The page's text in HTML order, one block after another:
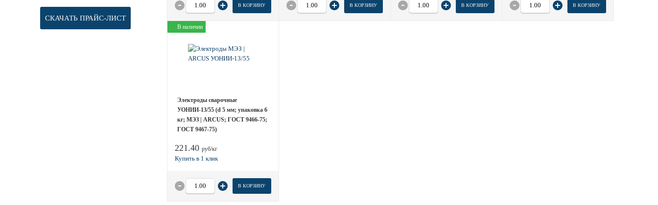
СКАЧАТЬ ПРАЙС-ЛИСТ
В КОРЗИНУ В КОРЗИНУ В КОРЗИНУ В КОРЗИНУ
В наличии
Электроды сварочные
УОНИИ-13/55 (d 5 мм; упаковка 6
кг; МЭЗ | ARCUS; ГОСТ 9466-75;
ГОСТ 9467-75)
221.40 руб/кг
В КОРЗИНУ